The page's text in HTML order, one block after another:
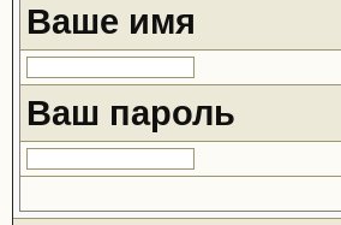
Ваше имя
Ваш пароль